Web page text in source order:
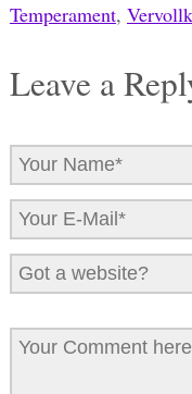
Temperament,
Leave a